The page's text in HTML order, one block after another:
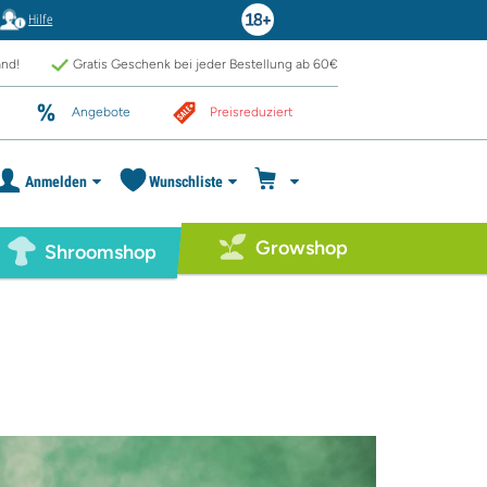
Hilfe
Gratis Geschenk bei jeder Bestellung ab 60€
Angebote Preisreduziert
Anmelden Wunschliste
Shroomshop Growshop